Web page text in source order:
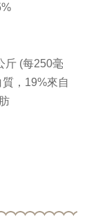
斤 (每250毫
，19%來自